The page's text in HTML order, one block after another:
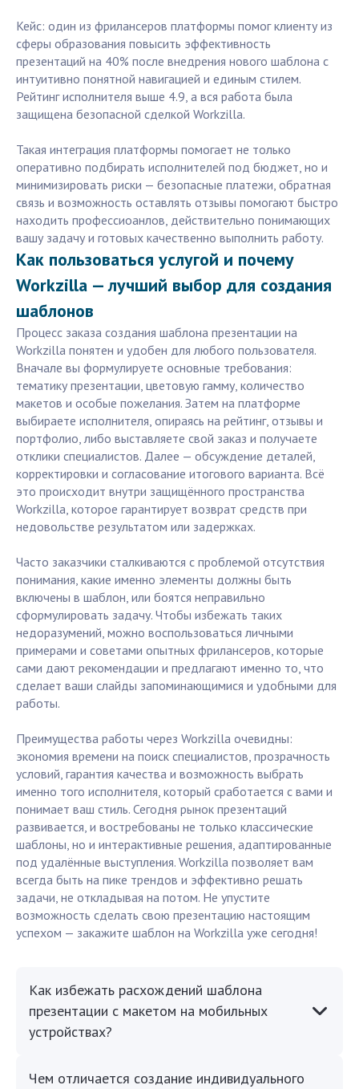
Кейс: один из фрилансеров платформы помог клиенту из
сферы образования повысить эффективность
презентаций на 40% после внедрения нового шаблона с
интуитивно понятной навигацией и единым стилем.
Рейтинг исполнителя выше 4.9, а вся работа была
защищена безопасной сделкой Workzilla.
Такая интеграция платформы помогает не только
оперативно подбирать исполнителей под бюджет, но и
минимизировать риски — безопасные платежи, обратная
связь и возможность оставлять отзывы помогают быстро
находить профессиоанлов, действительно понимающих
вашу задачу и готовых качественно выполнить работу.
Как пользоваться услугой и почему
Workzilla — лучший выбор для создания
шаблонов
Процесс заказа создания шаблона презентации на
Workzilla понятен и удобен для любого пользователя.
Вначале вы формулируете основные требования:
тематику презентации, цветовую гамму, количество
макетов и особые пожелания. Затем на платформе
выбираете исполнителя, опираясь на рейтинг, отзывы и
портфолио, либо выставляете свой заказ и получаете
отклики специалистов. Далее — обсуждение деталей,
корректировки и согласование итогового варианта. Всё
это происходит внутри защищённого пространства
Workzilla, которое гарантирует возврат средств при
недовольстве результатом или задержках.
Часто заказчики сталкиваются с проблемой отсутствия
понимания, какие именно элементы должны быть
включены в шаблон, или боятся неправильно
сформулировать задачу. Чтобы избежать таких
недоразумений, можно воспользоваться личными
примерами и советами опытных фрилансеров, которые
сами дают рекомендации и предлагают именно то, что
сделает ваши слайды запоминающимися и удобными для
работы.
Преимущества работы через Workzilla очевидны:
экономия времени на поиск специалистов, прозрачность
условий, гарантия качества и возможность выбрать
именно того исполнителя, который сработается с вами и
понимает ваш стиль. Сегодня рынок презентаций
развивается, и востребованы не только классические
шаблоны, но и интерактивные решения, адаптированные
под удалённые выступления. Workzilla позволяет вам
всегда быть на пике трендов и эффективно решать
задачи, не откладывая на потом. Не упустите
возможность сделать свою презентацию настоящим
успехом — закажите шаблон на Workzilla уже сегодня!
Как избежать расхождений шаблона
презентации с макетом на мобильных
устройствах?
Чем отличается создание индивидуального